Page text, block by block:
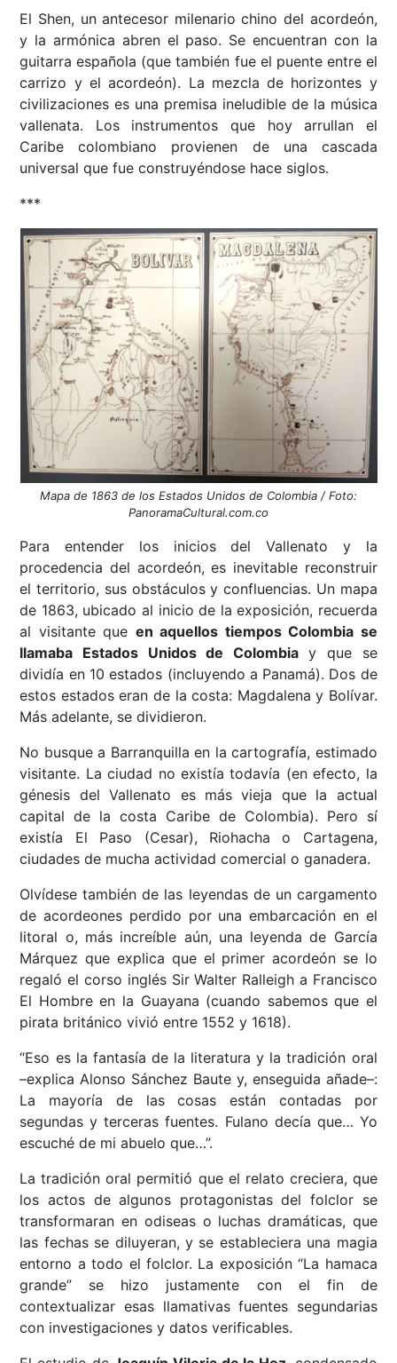
El Shen, un antecesor milenario chino del acordeón,
y la armónica abren el paso. Se encuentran con la
guitarra española (que también fue el puente entre el
carrizo y el acordeón). La mezcla de horizontes y
civilizaciones es una premisa ineludible de la música
vallenata. Los instrumentos que hoy arrullan el
Caribe colombiano provienen de una cascada
universal que fue construyéndose hace siglos.
***
Mapa de 1863 de los Estados Unidos de Colombia / Foto:
PanoramaCultural.com.co
Para entender los inicios del Vallenato y la
procedencia del acordeón, es inevitable reconstruir
el territorio, sus obstáculos y confluencias. Un mapa
de 1863, ubicado al inicio de la exposición, recuerda
al visitante que en aquellos tiempos Colombia se
llamaba Estados Unidos de Colombiay que se
dividía en 10 estados (incluyendo a Panamá). Dos de
estos estados eran de la costa: Magdalena y Bolívar.
Más adelante, se dividieron.
No busque a Barranquilla en la cartografía, estimado
visitante. La ciudad no existía todavía (en efecto, la
génesis del Vallenato es más vieja que la actual
capital de la costa Caribe de Colombia). Pero sí
existía El Paso (Cesar), Riohacha o Cartagena,
ciudades de mucha actividad comercial o ganadera.
Olvídese también de las leyendas de un cargamento
de acordeones perdido por una embarcación en el
litoral o, más increíble aún, una leyenda de García
Márquez que explica que el primer acordeón se lo
regaló el corso inglés Sir Walter Ralleigh a Francisco
El Hombre en la Guayana (cuando sabemos que el
pirata británico vivió entre 1552 y 1618).
“Eso es la fantasía de la literatura y la tradición oral
–explica Alonso Sánchez Baute y, enseguida añade–:
La mayoría de las cosas están contadas por
segundas y terceras fuentes. Fulano decía que… Yo
escuché de mi abuelo que…”.
La tradición oral permitió que el relato creciera, que
los actos de algunos protagonistas del folclor se
transformaran en odiseas o luchas dramáticas, que
las fechas se diluyeran, y se estableciera una magia
entorno a todo el folclor. La exposición “La hamaca
grande” se hizo justamente con el fin de
contextualizar esas llamativas fuentes segundarias
con investigaciones y datos verificables.